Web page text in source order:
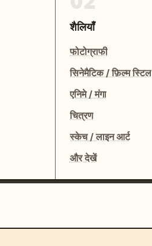
शैलियाँ
फोटोग्राफी
सिनेमैटिक / फ़िल्म स्टिल
एनिमे / मंगा
चित्रण
स्केच / लाइन आर्ट
और देखें